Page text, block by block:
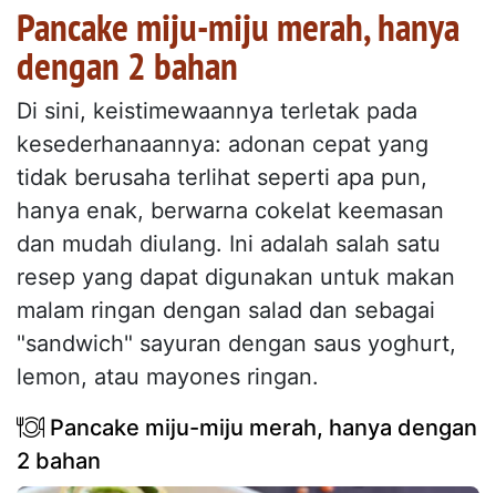
Pancake miju-miju merah, hanya
dengan 2 bahan
Di sini, keistimewaannya terletak pada
kesederhanaannya: adonan cepat yang
tidak berusaha terlihat seperti apa pun,
hanya enak, berwarna cokelat keemasan
dan mudah diulang. Ini adalah salah satu
resep yang dapat digunakan untuk makan
malam ringan dengan salad dan sebagai
"sandwich" sayuran dengan saus yoghurt,
lemon, atau mayones ringan.
Pancake miju-miju merah, hanya dengan
2 bahan